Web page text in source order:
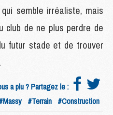
semble irréaliste, mais
club de ne plus perdre de
futur stade et de trouver
a plu ? Partagez le :
#Terrain #Construction